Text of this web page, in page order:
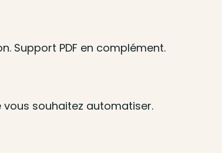
Support PDF en complément.
souhaitez automatiser.